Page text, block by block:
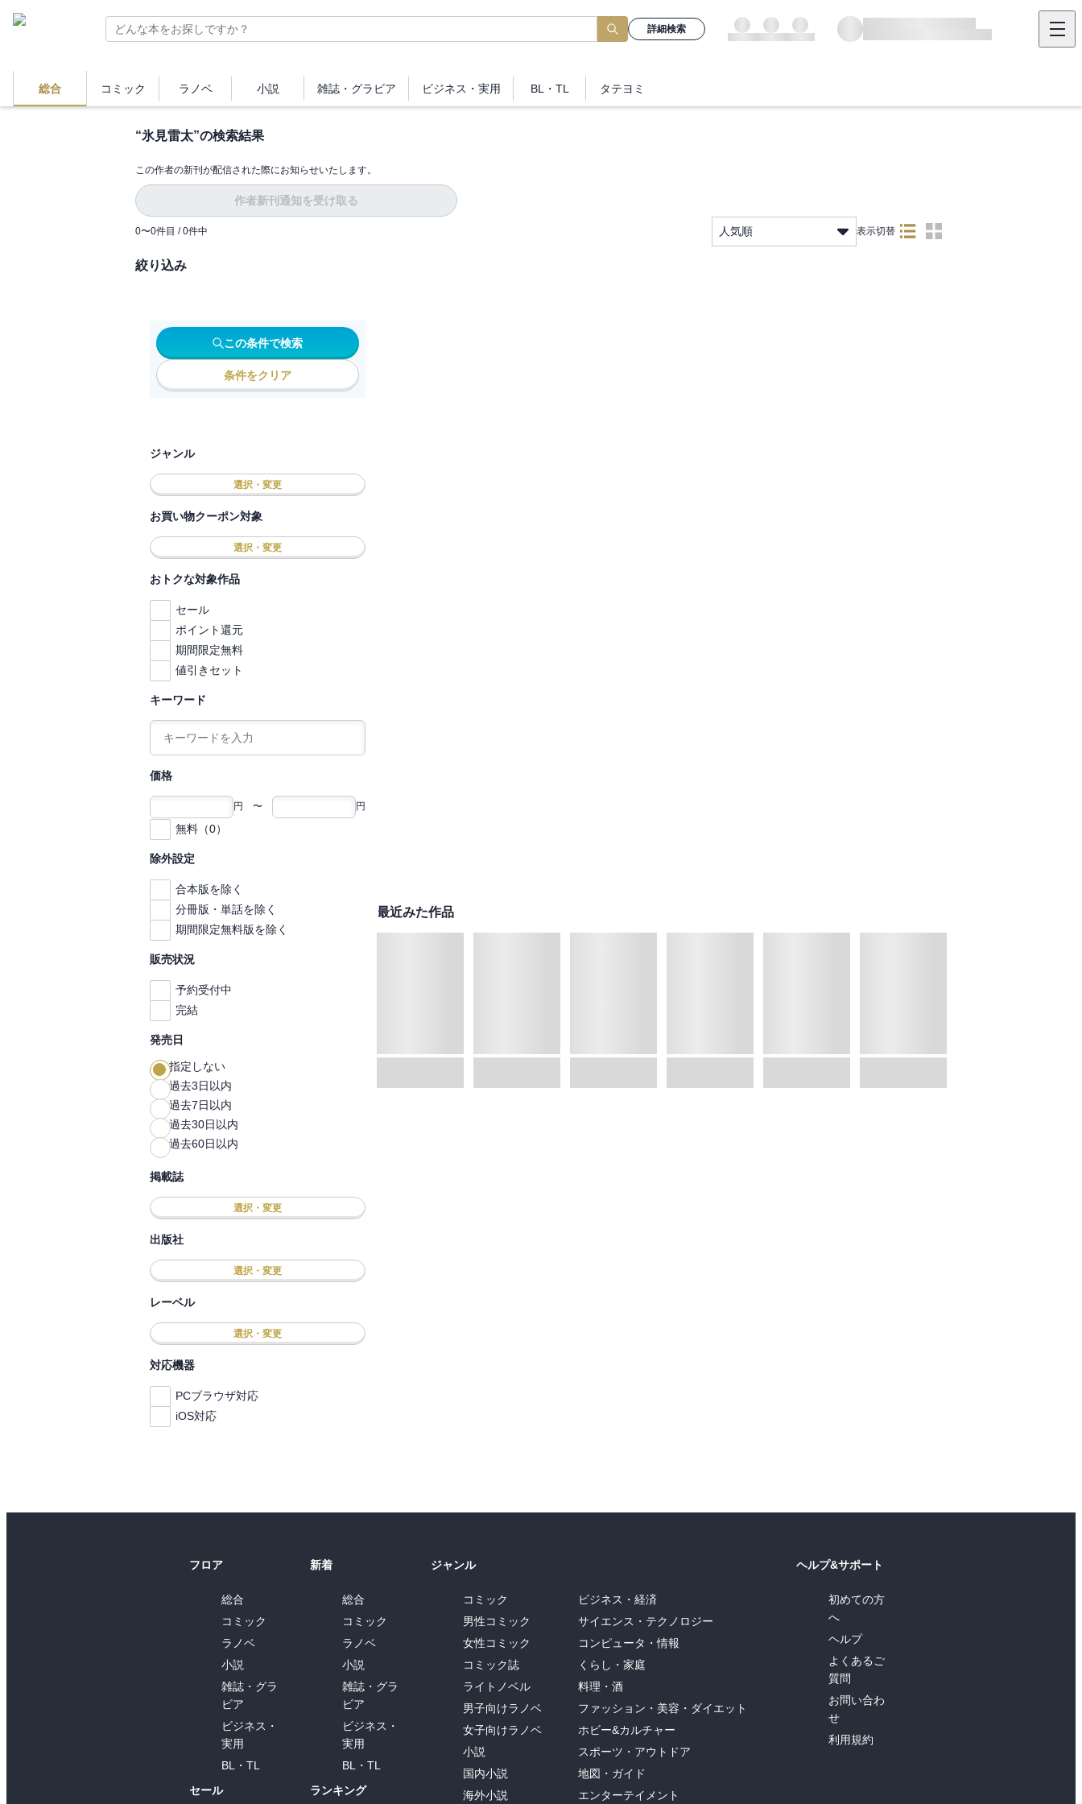
詳細検索
総合 コミック ラノベ 小説 雑誌・ グラビア ビジネス ・実用 BL・TL タテヨミ
“氷見雷太”の検索結果
この作者の新刊が配信された際にお知らせいたします。
作者新刊通知を受け取る
0〜0件目 / 0件中 人気順 表示切替
絞り込み
この条件で検索
条件をクリア
ジャンル
選択・変更
お買い物クーポン対象
選択・変更
おトクな対象作品
セール
ポイント還元
期間限定無料
値引きセット
キーワード
価格
円 〜 円
無料（0）
除外設定
合本版を除く
分冊版・単話を除く
期間限定無料版を除く
販売状況
予約受付中
完結
発売日
指定しない
過去3日以内
過去7日以内
過去30日以内
過去60日以内
掲載誌
選択・変更
出版社
選択・変更
レーベル
選択・変更
対応機器
PCブラウザ対応
iOS対応
最近みた作品
フロア
総合
コミック
ラノベ
小説
雑誌・グラ
ビア
ビジネス・
実用
BL・TL
セール
新着
総合
コミック
ラノベ
小説
雑誌・グラ
ビア
ビジネス・
実用
BL・TL
ランキング
ジャンル
コミック
男性コミック
女性コミック
コミック誌
ライトノベル
男子向けラノベ
女子向けラノベ
小説
国内小説
海外小説
ビジネス・経済
サイエンス・テクノロジー
コンピュータ・情報
くらし・家庭
料理・酒
ファッション・美容・ダイエット
ホビー&カルチャー
スポーツ・アウトドア
地図・ガイド
エンターテイメント
ヘルプ&サポート
初めての方
へ
ヘルプ
よくあるご
質問
お問い合わ
せ
利用規約